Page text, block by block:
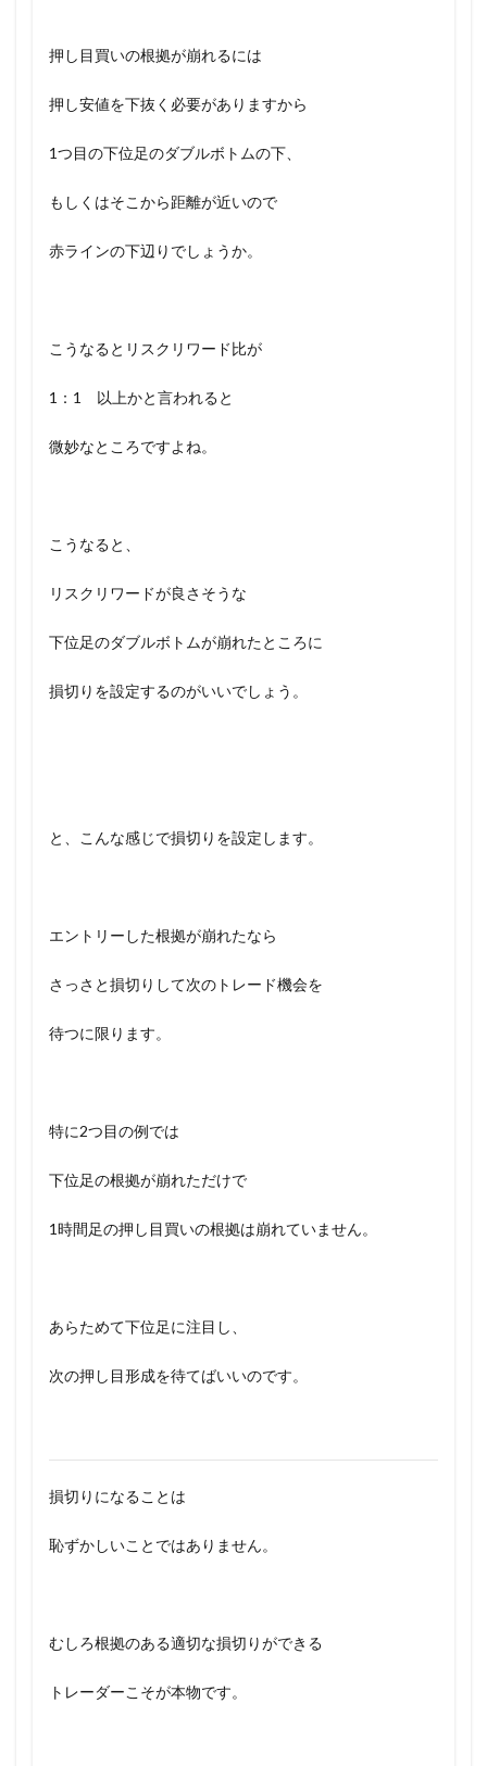
押し目買いの根拠が崩れるには
押し安値を下抜く必要がありますから
1つ目の下位足のダブルボトムの下、
もしくはそこから距離が近いので
赤ラインの下辺りでしょうか。
こうなるとリスクリワード比が
1：1 以上かと言われると
微妙なところですよね。
こうなると、
リスクリワードが良さそうな
下位足のダブルボトムが崩れたところに
損切りを設定するのがいいでしょう。
と、こんな感じで損切りを設定します。
エントリーした根拠が崩れたなら
さっさと損切りして次のトレード機会を
待つに限ります。
特に2つ目の例では
下位足の根拠が崩れただけで
1時間足の押し目買いの根拠は崩れていません。
あらためて下位足に注目し、
次の押し目形成を待てばいいのです。
損切りになることは
恥ずかしいことではありません。
むしろ根拠のある適切な損切りができる
トレーダーこそが本物です。